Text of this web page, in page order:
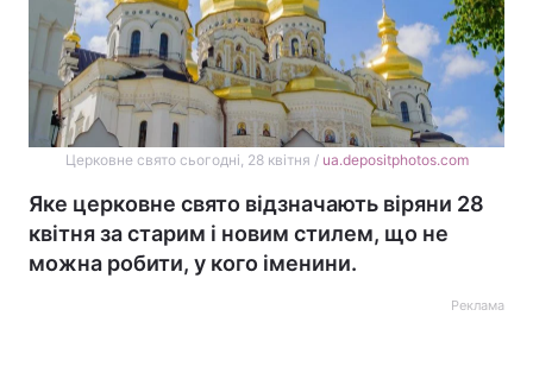
Церковне свято сьогодні, 28 квітня / ua.depositphotos.com
Яке церковне свято відзначають віряни 28
квітня за старим і новим стилем, що не
можна робити, у кого іменини.
Реклама